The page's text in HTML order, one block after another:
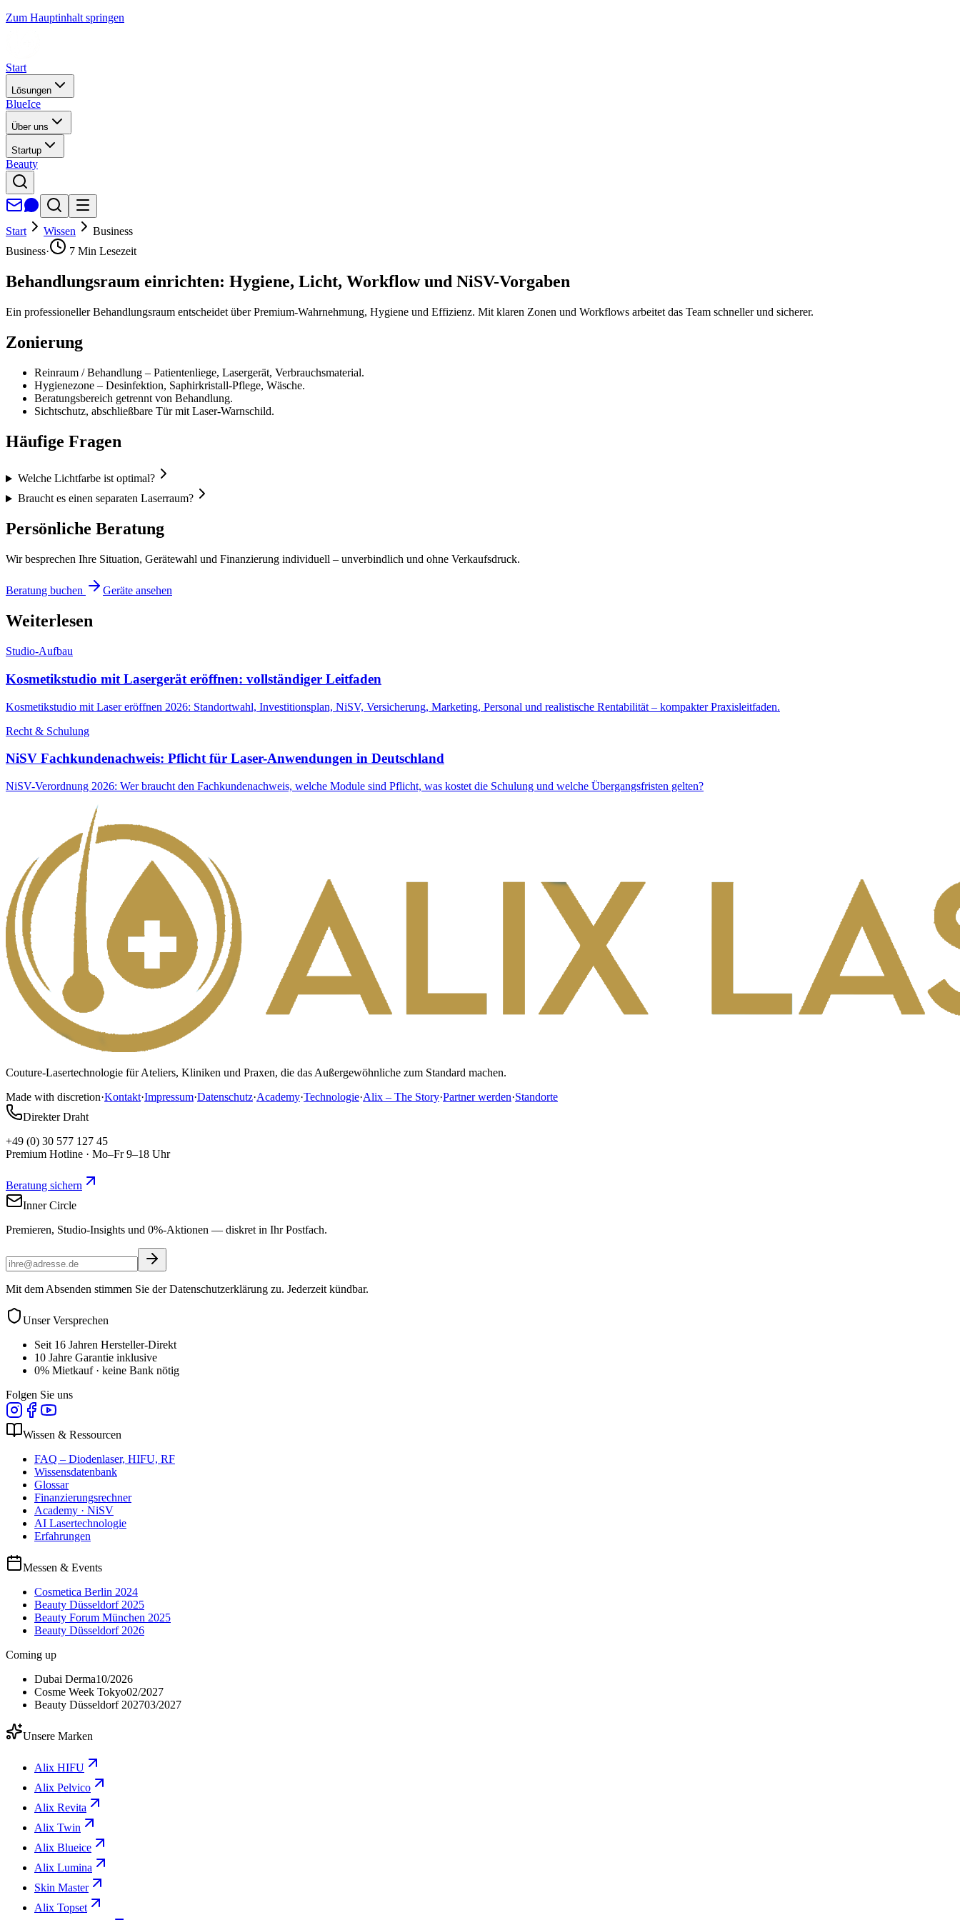
Zum Hauptinhalt springen
Start
Lösungen
BlueIce
Über uns
Startup
Beauty
Start Wissen
Business
Business· 7 Min Lesezeit
Behandlungsraum einrichten: Hygiene, Licht, Workflow und NiSV-Vorgaben
Ein professioneller Behandlungsraum entscheidet über Premium-Wahrnehmung, Hygiene und Effizienz. Mit klaren Zonen und Workflows arbeitet das Team schneller und sicherer.
Zonierung
Reinraum / Behandlung – Patientenliege, Lasergerät, Verbrauchsmaterial.
Hygienezone – Desinfektion, Saphirkristall-Pflege, Wäsche.
Beratungsbereich getrennt von Behandlung.
Sichtschutz, abschließbare Tür mit Laser-Warnschild.
Häufige Fragen
Welche Lichtfarbe ist optimal?
Braucht es einen separaten Laserraum?
Persönliche Beratung
Wir besprechen Ihre Situation, Gerätewahl und Finanzierung individuell – unverbindlich und ohne Verkaufsdruck.
Beratung buchen Geräte ansehen
Weiterlesen
Studio-Aufbau
Kosmetikstudio mit Lasergerät eröffnen: vollständiger Leitfaden
Kosmetikstudio mit Laser eröffnen 2026: Standortwahl, Investitionsplan, NiSV, Versicherung, Marketing, Personal und realistische Rentabilität – kompakter Praxisleitfaden.
Recht & Schulung
NiSV Fachkundenachweis: Pflicht für Laser-Anwendungen in Deutschland
NiSV-Verordnung 2026: Wer braucht den Fachkundenachweis, welche Module sind Pflicht, was kostet die Schulung und welche Übergangsfristen gelten?
Couture-Lasertechnologie für Ateliers, Kliniken und Praxen, die das Außergewöhnliche zum Standard machen.
Made with discretion·Kontakt·Impressum·Datenschutz·Academy·Technologie·Alix – The Story·Partner werden·Standorte
Direkter Draht
+49 (0) 30 577 127 45
Premium Hotline · Mo–Fr 9–18 Uhr
Beratung sichern
Inner Circle
Premieren, Studio-Insights und 0%-Aktionen — diskret in Ihr Postfach.
Mit dem Absenden stimmen Sie der Datenschutzerklärung zu. Jederzeit kündbar.
Unser Versprechen
Seit 16 Jahren Hersteller-Direkt
10 Jahre Garantie inklusive
0% Mietkauf · keine Bank nötig
Folgen Sie uns
Wissen & Ressourcen
FAQ – Diodenlaser, HIFU, RF
Wissensdatenbank
Glossar
Finanzierungsrechner
Academy · NiSV
AI Lasertechnologie
Erfahrungen
Messen & Events
Cosmetica Berlin 2024
Beauty Düsseldorf 2025
Beauty Forum München 2025
Beauty Düsseldorf 2026
Coming up
Dubai Derma10/2026
Cosme Week Tokyo02/2027
Beauty Düsseldorf 202703/2027
Unsere Marken
Alix HIFU
Alix Pelvico
Alix Revita
Alix Twin
Alix Blueice
Alix Lumina
Skin Master
Alix Topset